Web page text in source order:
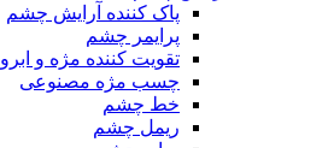
پاک کننده آرایش چشم
پرایمر چشم
تقویت کننده مژه و ابرو
چسب مژه مصنوعی
خط چشم
ریمل چشم